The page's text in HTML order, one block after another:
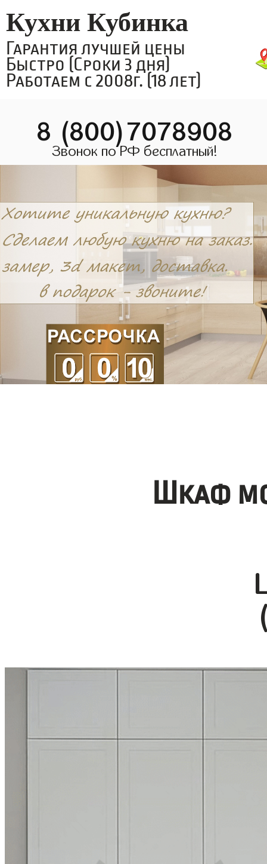
Кухни Кубинка
Гарантия лучшей цены
Быстро (Сроки 3 дня)
Работаем с 2008г. (18 лет)
8 (800)7078908
Звонок по РФ бесплатный!
Шкаф